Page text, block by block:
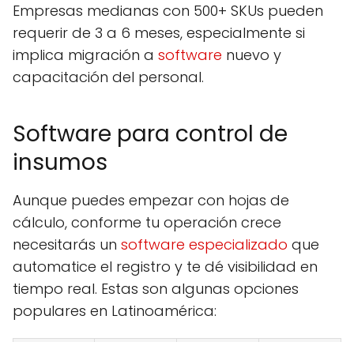
Empresas medianas con 500+ SKUs pueden
requerir de 3 a 6 meses, especialmente si
implica migración a software nuevo y
capacitación del personal.
Software para control de
insumos
Aunque puedes empezar con hojas de
cálculo, conforme tu operación crece
necesitarás un software especializado que
automatice el registro y te dé visibilidad en
tiempo real. Estas son algunas opciones
populares en Latinoamérica: